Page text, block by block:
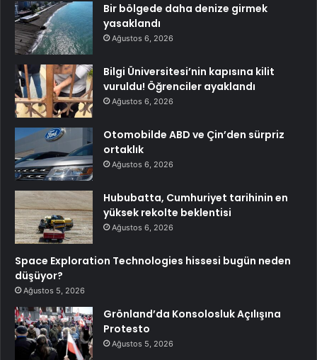
Bir bölgede daha denize girmek
yasaklandı
Ağustos 6, 2026
Bilgi Üniversitesi’nin kapısına kilit
vuruldu! Öğrenciler ayaklandı
Ağustos 6, 2026
Otomobilde ABD ve Çin’den sürpriz
ortaklık
Ağustos 6, 2026
Hububatta, Cumhuriyet tarihinin en
yüksek rekolte beklentisi
Ağustos 6, 2026
Space Exploration Technologies hissesi bugün neden
düşüyor?
Ağustos 5, 2026
Grönland’da Konsolosluk Açılışına
Protesto
Ağustos 5, 2026